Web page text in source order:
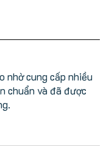
nhờ cung cấp nhiều
chuẩn và đã được